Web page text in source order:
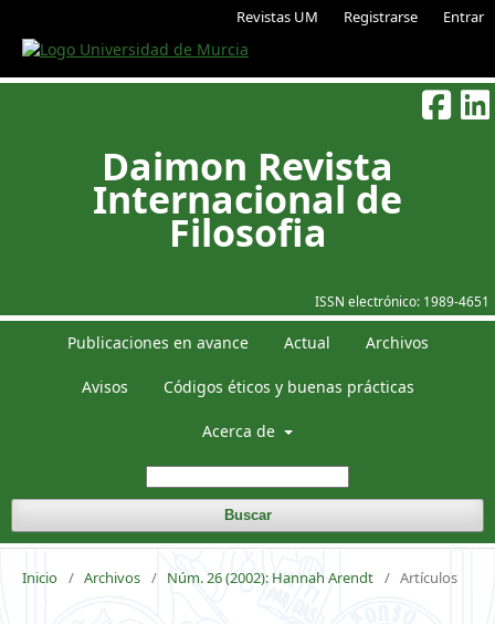
Revistas UM Registrarse Entrar
ISSN electrónico: 1989-4651
Daimon Revista
Internacional de
Filosofia
Publicaciones en avance Actual Archivos
Avisos Códigos éticos y buenas prácticas
Acerca de
Buscar
Inicio / Archivos / Núm. 26 (2002): Hannah Arendt / Artículos